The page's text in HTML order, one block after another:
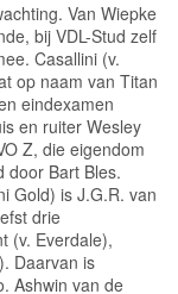
Van Wiepke
bij VDL-Stud zelf
Casallini (v.
op naam van Titan
eindexamen
en ruiter Wesley
Z, die eigendom
door Bart Bles.
Gold) is J.G.R. van
drie
(v. Everdale),
Daarvan is
Ashwin van de